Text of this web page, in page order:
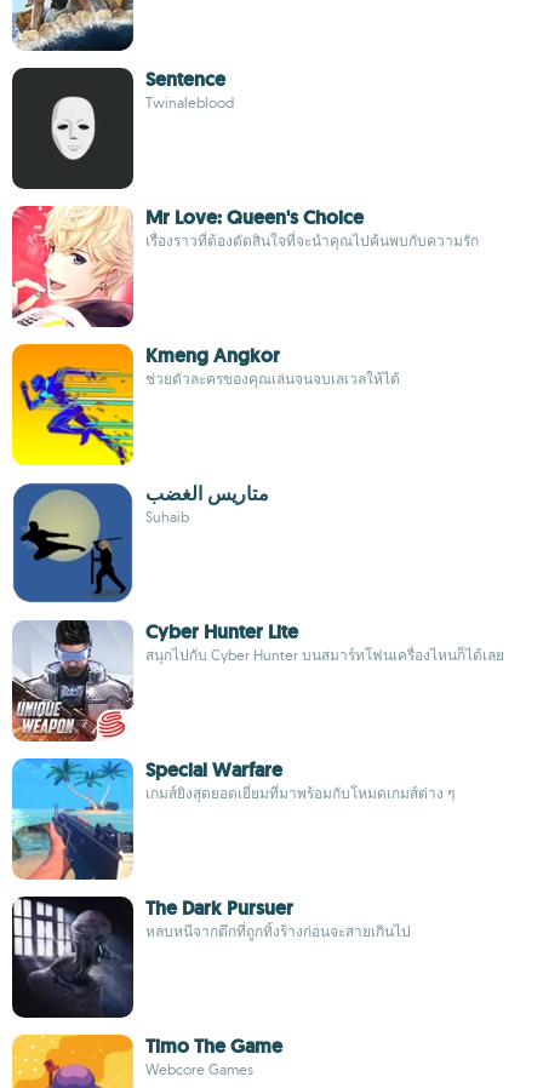
Sentence
Twinaleblood
Mr Love: Queen's Choice
เรื่องราวที่ต้องตัดสินใจที่จะนำคุณไปค้นพบกับความรัก
Kmeng Angkor
ช่วยตัวละครของคุณเล่นจนจบเลเวลให้ได้
متاريس الغضب
Suhaib
Cyber Hunter Lite
สนุกไปกับ Cyber Hunter บนสมาร์ทโฟนเครื่องไหนก็ได้เลย
Special Warfare
เกมส์ยิงสุดยอดเยี่ยมที่มาพร้อมกับโหมดเกมส์ต่าง ๆ
The Dark Pursuer
หลบหนีจากตึกที่ถูกทิ้งร้างก่อนจะสายเกินไป
Timo The Game
Webcore Games